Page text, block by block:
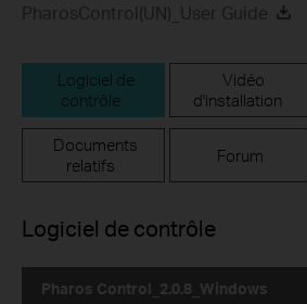
PharosControl(UN)_User Guide
Logiciel de
contrôle
Vidéo
d'installation
Documents
relatifs
Forum
Logiciel de contrôle
Pharos Control_2.0.8_Windows